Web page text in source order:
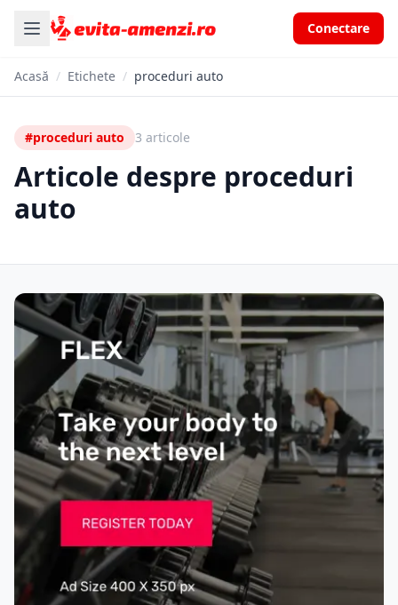
Conectare
Acasă / Etichete / proceduri auto
#proceduri auto 3 articole
Articole despre proceduri
auto